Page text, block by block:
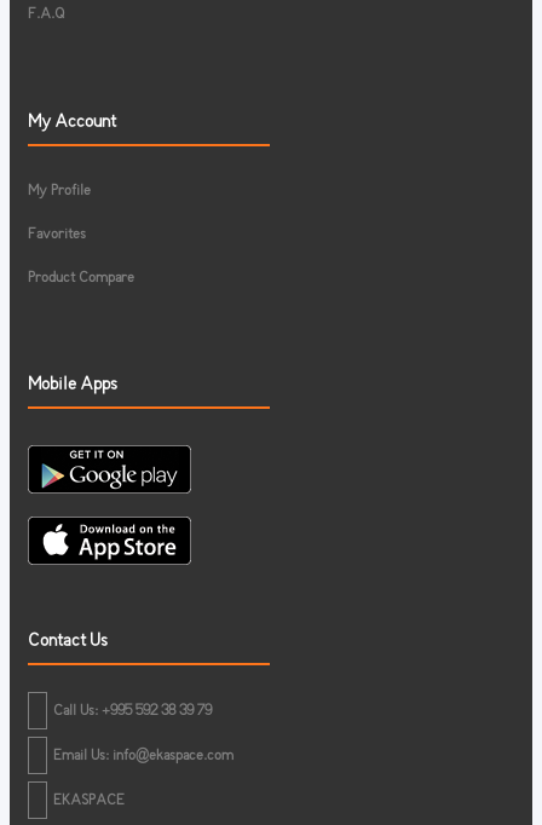
F.A.Q
My Account
My Profile
Favorites
Product Compare
Mobile Apps
Contact Us
Call Us: +995 592 38 39 79
Email Us: info@ekaspace.com
EKASPACE